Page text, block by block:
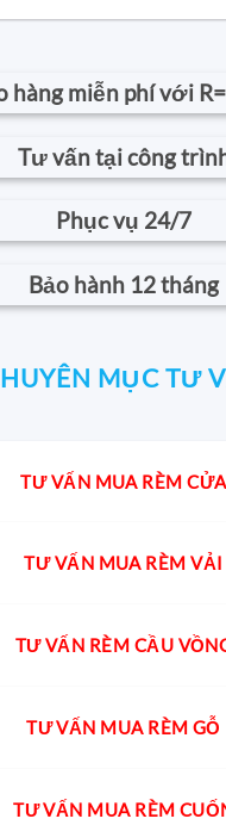
hàng miễn phí với
Tư vấn tại công
Phục vụ 24/7
Bảo hành 12 tháng
MỤC TƯ
TƯ VẤN MUA RÈM CỬA
TƯ VẤN MUA RÈM VẢI
TƯ VẤN RÈM CẦU
TƯ VẤN MUA RÈM GỖ
TƯ VẤN MUA RÈM